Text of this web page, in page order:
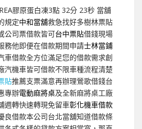
膠原蛋白凍3點 32分 23秒 當舖
規定中和當舖救急找好多樹林票貼
公司票借款皆可台中票貼借錢現場
務他即便在借款期間申請士林當鋪
車借款全方位滿足您的借款需求創
汽機車皆可借款不限車種流程清楚
貼推薦支票滿意再辦理鶯歌借錢台
專辦電動麻將桌及全新麻將桌工廠
週轉快速轉現免留車彰化機車借款
良借款本公司台北當舖知道借款條